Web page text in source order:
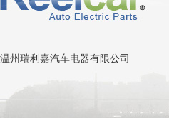
温州瑞利嘉汽车电器有限公司